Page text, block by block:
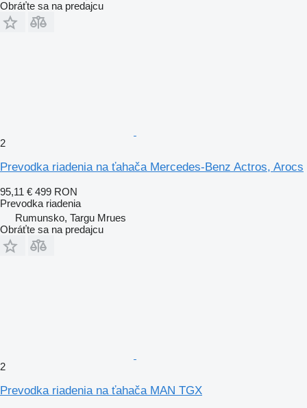
Obráťte sa na predajcu
2
Prevodka riadenia na ťahača Mercedes-Benz Actros, Arocs
95,11 € 499 RON
Prevodka riadenia
Rumunsko, Targu Mrues
Obráťte sa na predajcu
2
Prevodka riadenia na ťahača MAN TGX